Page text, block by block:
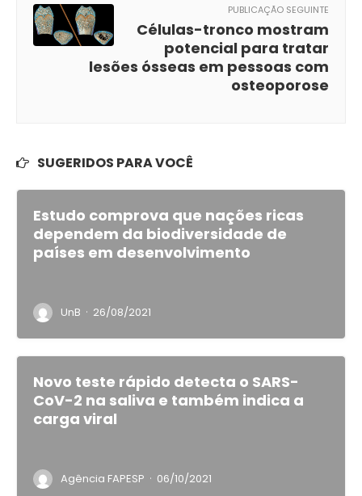
PUBLICAÇÃO SEGUINTE
Células-tronco mostram
potencial para tratar
lesões ósseas em pessoas com
osteoporose
SUGERIDOS PARA VOCÊ
Estudo comprova que nações ricas
dependem da biodiversidade de
países em desenvolvimento
UnB · 26/08/2021
Novo teste rápido detecta o SARS-
CoV-2 na saliva e também indica a
carga viral
Agência FAPESP · 06/10/2021